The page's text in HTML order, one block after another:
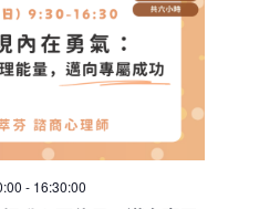
- 16:30:00